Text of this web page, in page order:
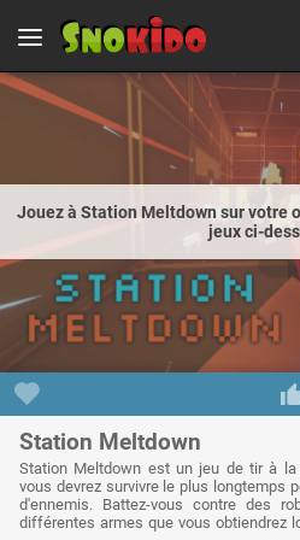
Jouez à Station Meltdown sur votre
jeux ci-
Station Meltdown
Station Meltdown est un jeu de tir à la
vous devrez survivre le plus longtemps
d'ennemis. Battez-vous contre des
différentes armes que vous obtiendrez